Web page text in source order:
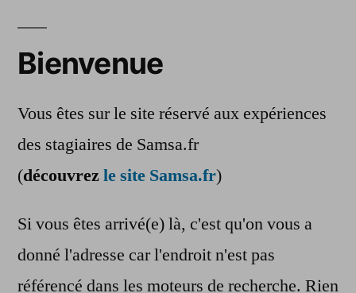
Bienvenue
Vous êtes sur le site réservé aux expériences
des stagiaires de Samsa.fr
(découvrezle site Samsa.fr)
Si vous êtes arrivé(e) là, c'est qu'on vous a
donné l'adresse car l'endroit n'est pas
référencé dans les moteurs de recherche. Rien